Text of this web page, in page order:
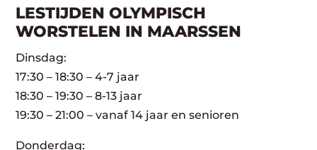
LESTIJDEN OLYMPISCH
WORSTELEN IN MAARSSEN
Dinsdag:
17:30 – 18:30 – 4-7 jaar
18:30 – 19:30 – 8-13 jaar
19:30 – 21:00 – vanaf 14 jaar en senioren
Donderdag: